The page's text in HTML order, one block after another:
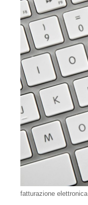
fatturazione elettronica